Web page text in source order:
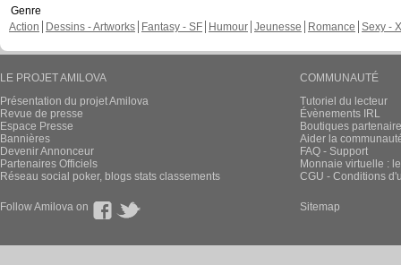
Genre
Action
Dessins - Artworks Fantasy - SF Humour Jeunesse Romance Sexy -
LE PROJET AMILOVA
Présentation du projet Amilova
Revue de presse
Espace Presse
Bannières
Devenir Annonceur
Partenaires Officiels
Réseau social poker, blogs stats classements
COMMUNAUTÉ
Tutoriel du lecteur
Évènements IRL
Boutiques
Aider la
FAQ - Support
Monnaie virtuelle :
CGU - Conditions
Follow Amilova on Sitemap